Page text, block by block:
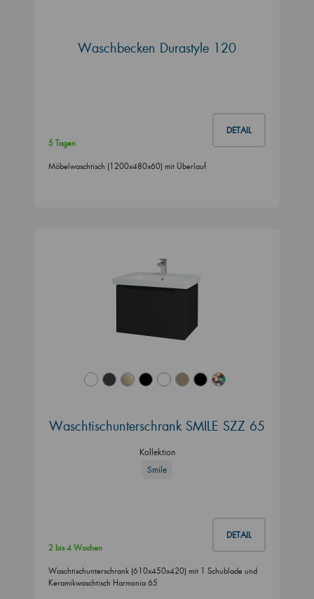
Waschbecken Durastyle 120
DETAIL
5 Tagen
Möbelwaschtisch (1200x480x60) mit Überlauf
Waschtischunterschrank SMILE SZZ 65
Kollektion
Smile
DETAIL
2 bis 4 Wochen
Waschtischunterschrank (610x450x420) mit 1 Schublade und
Keramikwaschtisch Harmonia 65